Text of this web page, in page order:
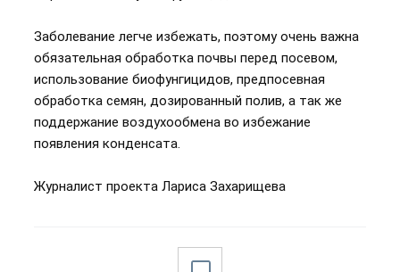
Заболевание легче избежать, поэтому очень важна
обязательная обработка почвы перед посевом,
использование биофунгицидов, предпосевная
обработка семян, дозированный полив, а так же
поддержание воздухообмена во избежание
появления конденсата.
Журналист проекта Лариса Захарищева